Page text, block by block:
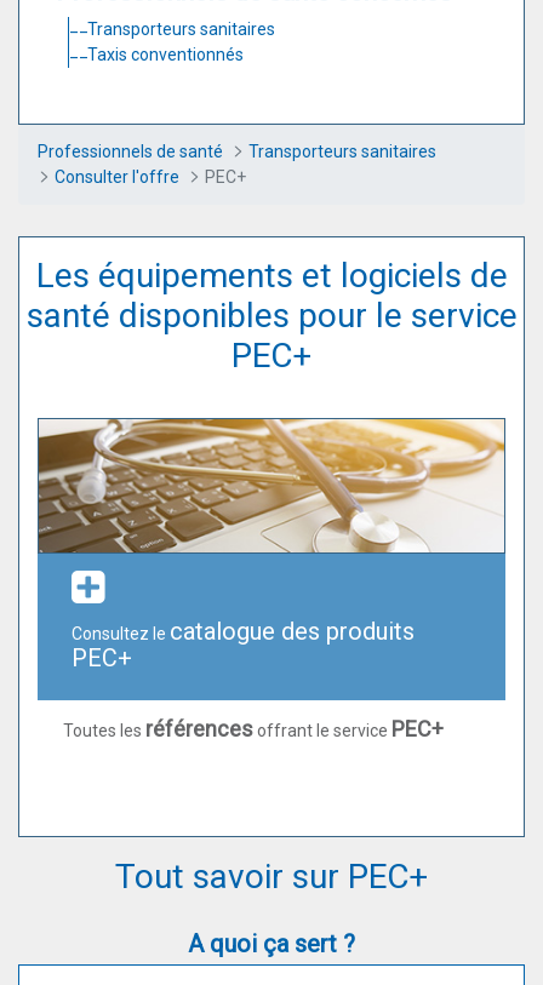
Transporteurs sanitaires
Taxis conventionnés
Professionnels de santé
Transporteurs sanitaires
Consulter l'offre
PEC+
Les équipements et logiciels de
santé disponibles pour le service
PEC+
Consultez le catalogue des produits
PEC+
Toutes les référencesoffrant le service PEC+
Tout savoir sur PEC+
A quoi ça sert ?